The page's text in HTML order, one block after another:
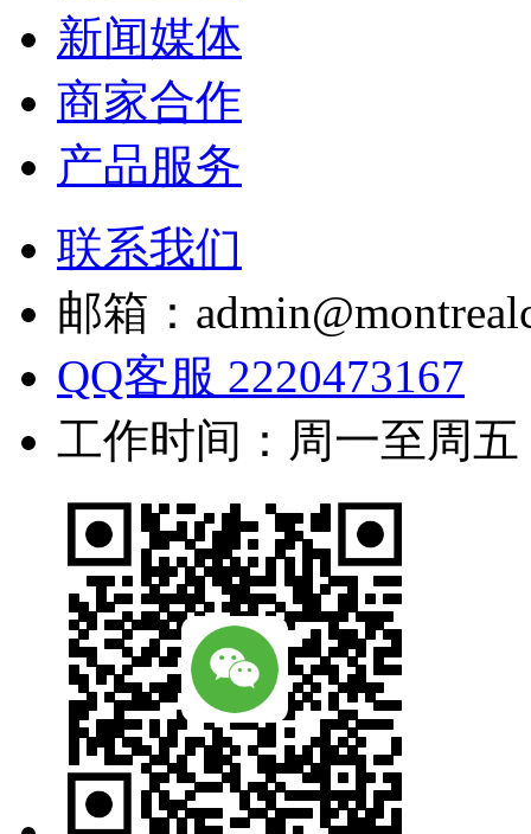
新闻媒体
商家合作
产品服务
联系我们
邮箱：
QQ客服 2220473167
工作时间：周一至周